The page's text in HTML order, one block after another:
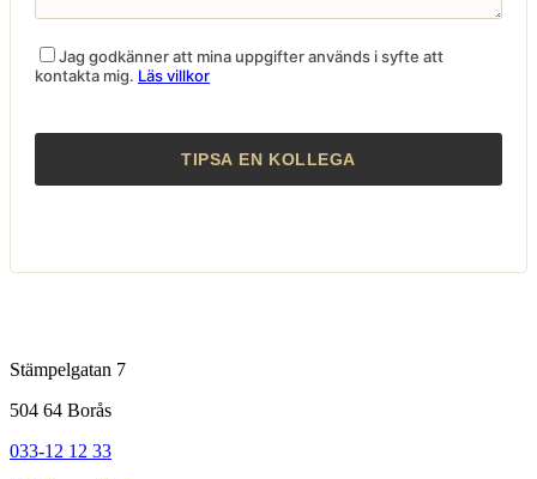
Jag godkänner att mina uppgifter används i syfte att
kontakta mig. Läs villkor
Stämpelgatan 7
504 64 Borås
033-12 12 33